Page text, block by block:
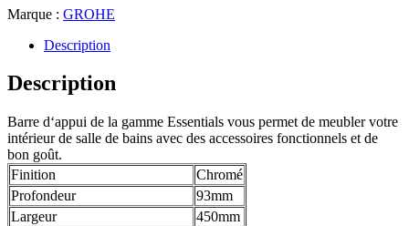
Marque : GROHE
Description
Description
Barre d‘appui de la gamme Essentials vous permet de meubler votre
intérieur de salle de bains avec des accessoires fonctionnels et de
bon goût.
Finition
Chromé
Profondeur
93mm
Largeur
450mm